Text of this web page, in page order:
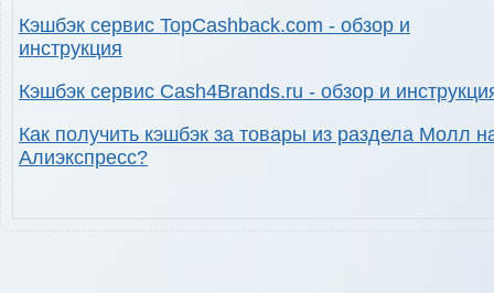
Кэшбэк сервис TopCashback.com - обзор и
инструкция
Кэшбэк сервис Cash4Brands.ru - обзор и
Как получить кэшбэк за товары из раздела Молл
Алиэкспресс?